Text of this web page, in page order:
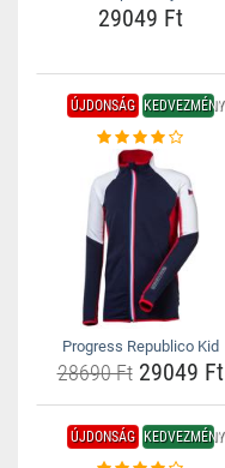
29049 Ft
ÚJDONSÁG KEDVEZMÉNY
Progress Republico Kid
28690 Ft29049 Ft
ÚJDONSÁG KEDVEZMÉNY